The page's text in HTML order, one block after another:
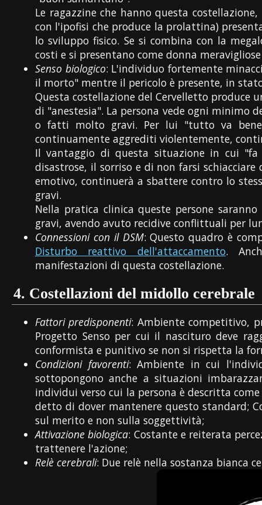
Le ragazzine che hanno questa
con l'ipofisi che produce la prolattina)
lo sviluppo fisico. Se si combina con la
costi e si presentano come donna
Senso biologico: L'individuo fortemente
il morto" mentre il pericolo è presente, in
Questa costellazione del Cervelletto
di "anestesia". La persona vede ogni minimo
o fatti molto gravi. Per lui "tutto va
continuamente aggrediti violentemente,
Il vantaggio di questa situazione in cui
disastrose, il sorriso e di non farsi
emotivo, continuerà a sbattere contro lo
gravi.
Nella pratica clinica queste persone
gravi, avendo avuto recidive conflittuali per
Connessioni con il DSM: Questo quadro è
Disturbo reattivo dell'attaccamento.
manifestazioni di questa costellazione.
4. Costellazioni del midollo cerebrale
Fattori predisponenti: Ambiente competitivo,
Progetto Senso per cui il nascituro deve
conformista e punitivo se non si rispetta la
Condizioni favorenti: Ambiente in cui
sottopongono anche a situazioni
individui verso cui la persona è descritta
detto di dover mantenere questo standard;
sul merito e non sulla soggettività;
Attivazione biologica: Costante e reiterata
trattenere l'azione;
Relè cerebrali: Due relè nella sostanza bianca